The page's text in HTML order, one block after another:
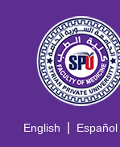
English | Español